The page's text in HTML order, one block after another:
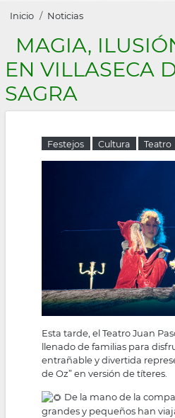
Sobrescribir
enlaces
de
ayuda
a
navegación
Inicio Noticias
MAGIA,
EN VILLASECA
SAGRA
Festejos Cultura Teatro
Esta tarde, el Teatro Juan
llenado de familias para
entrañable y divertida
de Oz” en versión de títeres.
De la mano de la
grandes y pequeños han